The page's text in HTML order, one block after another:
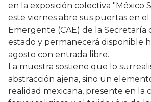
en la exposición colectiva "México
este viernes abre sus puertas en
Emergente (CAE) de la Secretaría
estado y permanecerá disponible
agosto con entrada libre.
La muestra sostiene que lo
abstracción ajena, sino un
realidad mexicana, presente en la